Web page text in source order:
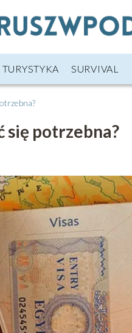
TURYSTYKA SURVIVAL
się potrzebna?